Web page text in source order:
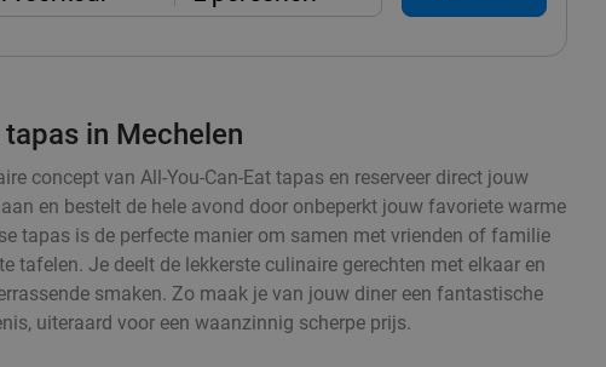
in Mechelen
concept van All-You-Can-Eat tapas en reserveer direct jouw
en bestelt de hele avond door onbeperkt jouw favoriete warme
tapas is de perfecte manier om samen met vrienden of familie
tafelen. Je deelt de lekkerste culinaire gerechten met elkaar en
smaken. Zo maak je van jouw diner een fantastische
uiteraard voor een waanzinnig scherpe prijs.